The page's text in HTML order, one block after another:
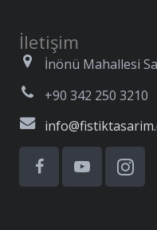
İletişim
İnönü Mahallesi
+90 342 250 3210